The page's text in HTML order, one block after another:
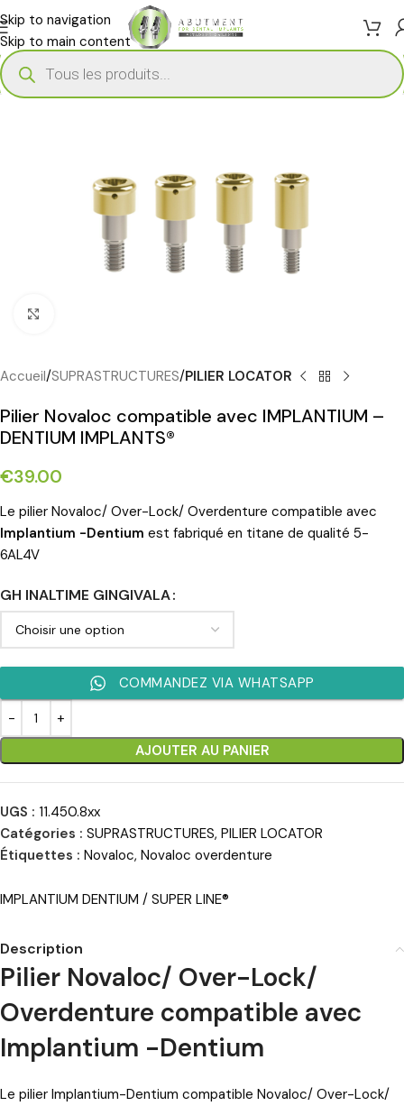
Skip to navigation
Skip to main content
Accueil SUPRASTRUCTURES PILIER LOCATOR
Pilier Novaloc compatible avec IMPLANTIUM –
DENTIUM IMPLANTS®
€39.00
Le pilier Novaloc/ Over-Lock/ Overdenture compatible avec
Implantium -Dentium est fabriqué en titane de qualité 5-
6AL4V
GH INALTIME GINGIVALA
AJOUTER AU PANIER
COMMANDEZ VIA WHATSAPP
UGS : 11.450.8xx
Catégories : SUPRASTRUCTURES, PILIER LOCATOR
Étiquettes : Novaloc, Novaloc overdenture
IMPLANTIUM DENTIUM / SUPER LINE®
Description
Pilier Novaloc/ Over-Lock/
Overdenture compatible avec
Implantium -Dentium
Le pilier Implantium-Dentium compatible Novaloc/ Over-Lock/